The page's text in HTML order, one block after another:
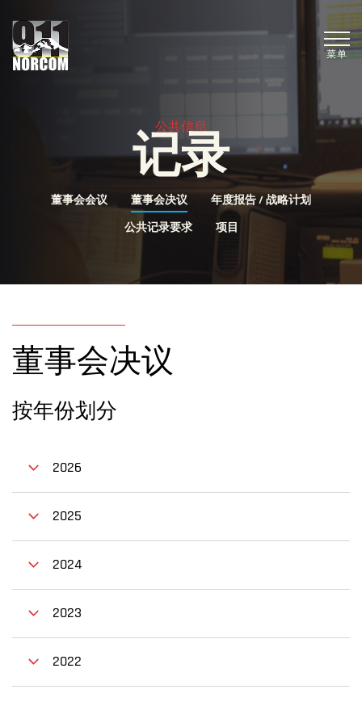
菜单
公共信息
记录
董事会会议 董事会决议 年度报告 / 战略计划
公共记录要求 项目
董事会决议
按年份划分
2026
2025
2024
2023
2022